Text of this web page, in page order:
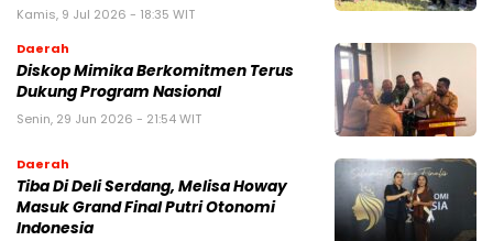
Kamis, 9 Jul 2026 - 18:35 WIT
Daerah
Diskop Mimika Berkomitmen Terus
Dukung Program Nasional
Senin, 29 Jun 2026 - 21:54 WIT
Daerah
Tiba Di Deli Serdang, Melisa Howay
Masuk Grand Final Putri Otonomi
Indonesia